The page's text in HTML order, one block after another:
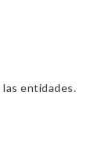
entidades.